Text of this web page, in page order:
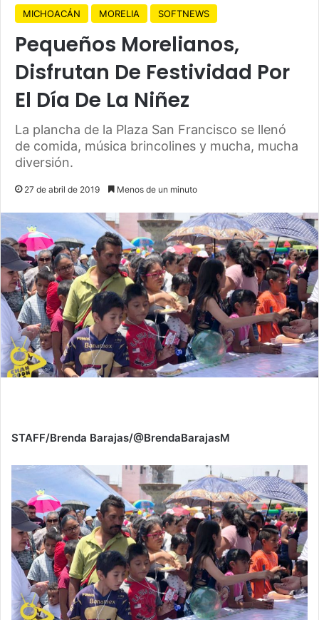
MICHOACÁN MORELIA SOFTNEWS
Pequeños Morelianos,
Disfrutan De Festividad Por
El Día De La Niñez
La plancha de la Plaza San Francisco se llenó
de comida, música brincolines y mucha, mucha
diversión.
27 de abril de 2019 Menos de un minuto
STAFF/Brenda Barajas/@BrendaBarajasM